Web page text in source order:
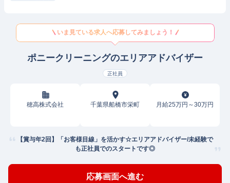
いま見ている求人へ応募してみましょう！
ポニークリーニングのエリアアドバイザー
正社員
穂高株式会社 千葉県船橋市栄町 月給25万円～30万円
【賞与年2回】「お客様目線」を活かす☆エリアアドバイザー/未経験で
も正社員でのスタートです◎
応募画面へ進む